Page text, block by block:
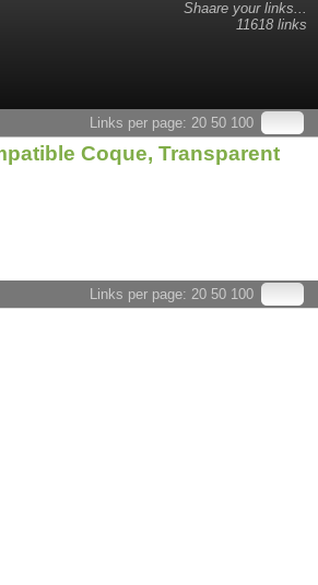
Shaare your links...
11618 links
Links per page: 20 50 100
Coque, Transparent
Links per page: 20 50 100